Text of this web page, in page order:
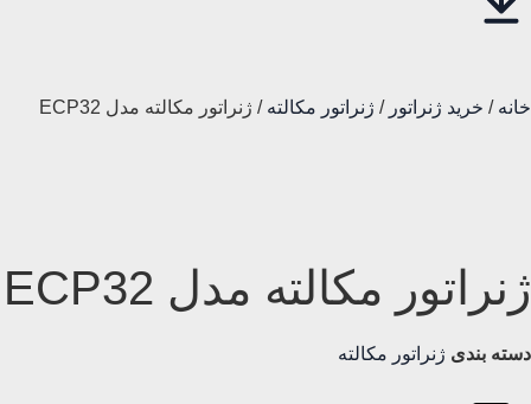
خانه / خرید ژنراتور / ژنراتور مکالته / ژنراتور مکالته مدل ECP32
ژنراتور مکالته مدل ECP32
دسته بندی ژنراتور مکالته